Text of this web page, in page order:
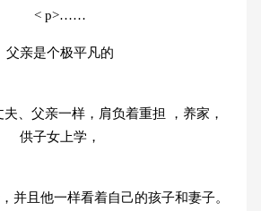
< p>……
父亲是个极平凡的
、父亲一样，肩负着重担 ，养家，
供子女上学，
并且他一样看着自己的孩子和妻子。